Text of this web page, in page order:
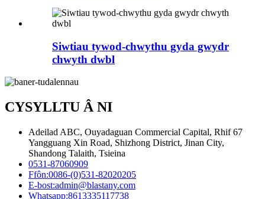
Siwtiau tywod-chwythu gyda gwydr
chwyth dwbl
CYSYLLTU Â NI
Adeilad ABC, Ouyadaguan Commercial Capital, Rhif 67
Yangguang Xin Road, Shizhong District, Jinan City,
Shandong Talaith, Tsieina
0531-87060909
Ffôn:0086-(0)531-82020205
E-bost:admin@blastany.com
Whatsapp:8613335117738